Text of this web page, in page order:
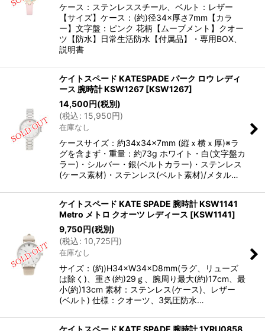
ケース：ステンレススチール、ベルト：レザー
【サイズ】ケース：(約)径34×厚さ7mm【カラ
ー】文字盤：ピンク 花柄【ムーブメント】クオー
ツ【防水】日常生活防水【付属品】・専用BOX、
説明書
ケイトスペード KATESPADE パーク ロウ レディ
ース 腕時計 KSW1267 [KSW1267]
14,500円(税別)
(税込: 15,950円)
在庫なし
ケースサイズ：約34x34x7mm (縦ｘ横ｘ厚)※ラ
グを含まず・重量：約73g ホワイト・白(文字盤カ
ラー)・シルバー・銀(ベルトカラー)・ステンレス
(ケース素材)・ステンレス(ベルト素材)/メタル…
ケイトスペード KATE SPADE 腕時計 KSW1141
Metro メトロ クオーツ レディース [KSW1141]
9,750円(税別)
(税込: 10,725円)
在庫なし
サイズ：(約)H34×W34×D8mm(ラグ、リューズ
は除く)、重さ(約)29ｇ、腕周り最大(約)17cm、最
小(約)13cm 素材：ステンレス(ケース)、レザー
(ベルト) 仕様：クオーツ、3気圧防水…
ケイトスペード KATE SPADE 腕時計 1YRU0858